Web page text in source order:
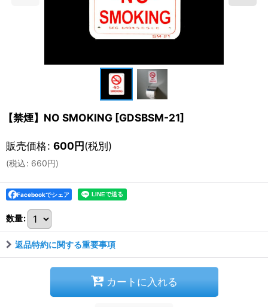
【禁煙】NO SMOKING [GDSBSM-21]
販売価格: 600円(税別)
(税込: 660円)
Facebookでシェア
数量:
返品特約に関する重要事項
カートに入れる